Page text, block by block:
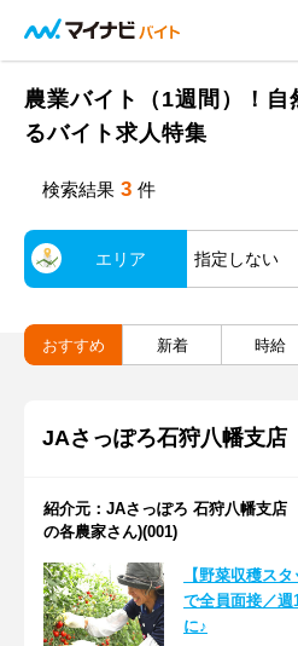
農業バイト（1週間）！自
るバイト求人特集
検索結果 3 件
エリア 指定しない
おすすめ 新着 時給
JAさっぽろ石狩八幡支店
紹介元：JAさっぽろ 石狩八幡支
の各農家さん)(001)
【野菜収穫ス
で全員面接／
に♪